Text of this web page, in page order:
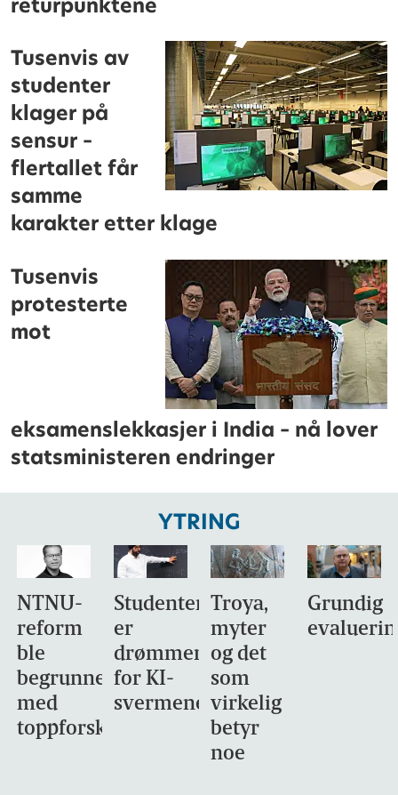
Tusenvis av
studenter
klager på
sensur –
flertallet får
samme
karakter etter klage
Tusenvis
protesterte
mot
eksamenslekkasjer i India – nå lover
statsministeren endringer
YTRING
NTNU-
reform
ble
begrunnet
med
toppforskning
Studentene
er
drømmemålet
for KI-
svermene
Troya,
myter
og det
som
virkelig
betyr
noe
Grundig